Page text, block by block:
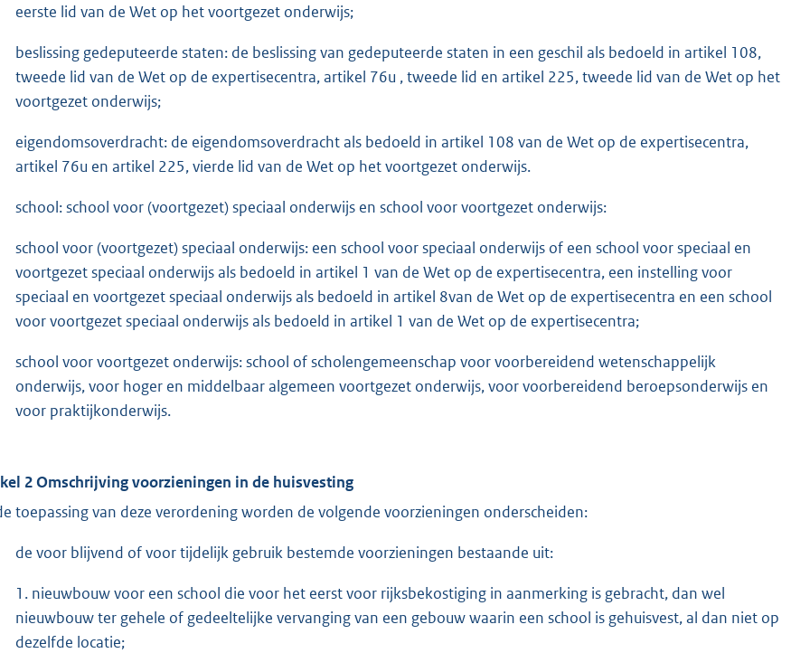
eerste lid van de Wet op het voortgezet onderwijs;
beslissing gedeputeerde staten: de beslissing van gedeputeerde staten in een geschil als bedoeld in artikel 108,
tweede lid van de Wet op de expertisecentra, artikel 76u , tweede lid en artikel 225, tweede lid van de Wet op het
voortgezet onderwijs;
eigendomsoverdracht: de eigendomsoverdracht als bedoeld in artikel 108 van de Wet op de expertisecentra,
artikel 76u en artikel 225, vierde lid van de Wet op het voortgezet onderwijs.
school: school voor (voortgezet) speciaal onderwijs en school voor voortgezet onderwijs:
school voor (voortgezet) speciaal onderwijs: een school voor speciaal onderwijs of een school voor speciaal en
voortgezet speciaal onderwijs als bedoeld in artikel 1 van de Wet op de expertisecentra, een instelling voor
speciaal en voortgezet speciaal onderwijs als bedoeld in artikel 8van de Wet op de expertisecentra en een school
voor voortgezet speciaal onderwijs als bedoeld in artikel 1 van de Wet op de expertisecentra;
school voor voortgezet onderwijs: school of scholengemeenschap voor voorbereidend wetenschappelijk
onderwijs, voor hoger en middelbaar algemeen voortgezet onderwijs, voor voorbereidend beroepsonderwijs en
voor praktijkonderwijs.
2 Omschrijving voorzieningen in de huisvesting
toepassing van deze verordening worden de volgende voorzieningen onderscheiden:
de voor blijvend of voor tijdelijk gebruik bestemde voorzieningen bestaande uit:
1. nieuwbouw voor een school die voor het eerst voor rijksbekostiging in aanmerking is gebracht, dan wel
nieuwbouw ter gehele of gedeeltelijke vervanging van een gebouw waarin een school is gehuisvest, al dan niet op
dezelfde locatie;